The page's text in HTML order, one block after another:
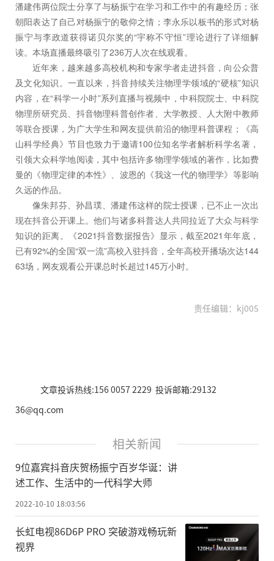
潘建伟两位院士分享了与杨振宁在学习和工作中的有趣经历；张
朝阳表达了自己对杨振宁的敬仰之情；李永乐以板书的形式对杨
振宁与李政道获得诺贝尔奖的“宇称不守恒”理论进行了详细解
读。本场直播最终吸引了236万人次在线观看。
近年来，越来越多高校机构和专家学者走进抖音，向公众普
及文化知识。一直以来，抖音持续关注物理学领域的“硬核”知识
内容，在“科学一小时”系列直播与视频中，中科院院士、中科院
物理所研究员、抖音物理科普创作者、大学教授、人大附中教师
等联合授课，为广大学生和网友提供前沿的物理科普课程；《高
山科学经典》节目也致力于邀请100位知名学者解析科学名著，
引领大众科学地阅读，其中包括许多物理学领域的著作，比如费
曼的《物理定律的本性》、波恩的《我这一代的物理学》等影响
久远的作品。
像朱邦芬、孙昌璞、潘建伟这样的院士授课，已不止一次出
现在抖音公开课上。他们与诸多科普达人共同拉近了大众与科学
知识的距离。《2021抖音数据报告》显示，截至2021年年底，
已有92%的全国“双一流”高校入驻抖音，全年高校开播场次达144
63场，网友观看公开课总时长超过145万小时。
责任编辑：kj005
文章投诉热线:156 0057 2229 投诉邮箱:29132
36@qq.com
相关新闻
9位嘉宾抖音庆贺杨振宁百岁华诞：讲
述工作、生活中的一代科学大师
2022-10-10 18:03:56
长虹电视86D6P PRO 突破游戏畅玩新
视界